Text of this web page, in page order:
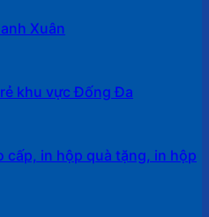
Xuân
khu vực Đống Đa
cấp, in hộp quà tặng, in hộp